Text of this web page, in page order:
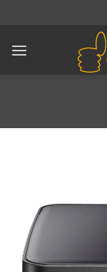
springen